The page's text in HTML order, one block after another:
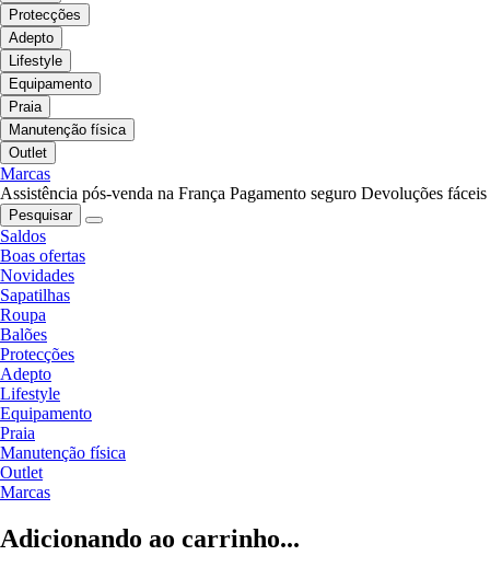
Protecções
Adepto
Lifestyle
Equipamento
Praia
Manutenção física
Outlet
Marcas
Assistência pós-venda na França Pagamento seguro Devoluções fáceis
Pesquisar
Saldos
Boas ofertas
Novidades
Sapatilhas
Roupa
Balões
Protecções
Adepto
Lifestyle
Equipamento
Praia
Manutenção física
Outlet
Marcas
Adicionando ao carrinho...